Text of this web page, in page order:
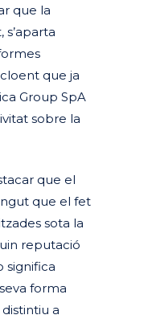
que la
que ja
Group SpA
sobre la
que el
que el fet
sota la
reputació
significa
forma
a